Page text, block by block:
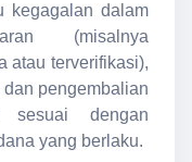
kegagalan dalam
(misalnya
atau terverifikasi),
pengembalian
sesuai dengan
yang berlaku.